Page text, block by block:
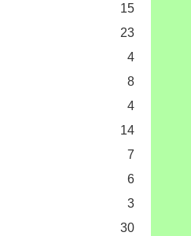
15
23
4
8
4
14
7
6
3
30